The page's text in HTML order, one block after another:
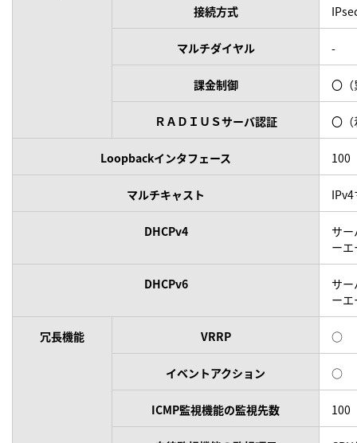
接続方式
マルチダイヤル -
課金制御 〇（
ＲＡＤＩＵＳサーバ認証 〇（
Loopbackインタフェース 100
マルチキャスト
DHCPv4
サ
ー
DHCPv6
サ
ー
冗長機能 VRRP ○
イベントアクション ○
ICMP監視機能の監視先数 100